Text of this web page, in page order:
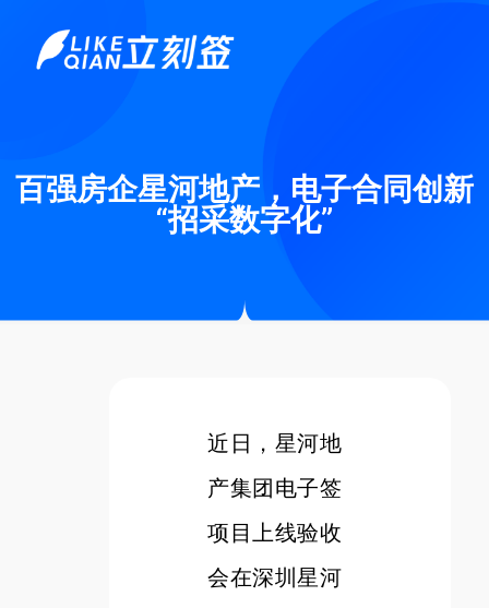
百强房企星河地产，电子合同创新
“招采数字化”
近日，星河地
产集团电子签
项目上线验收
会在深圳星河